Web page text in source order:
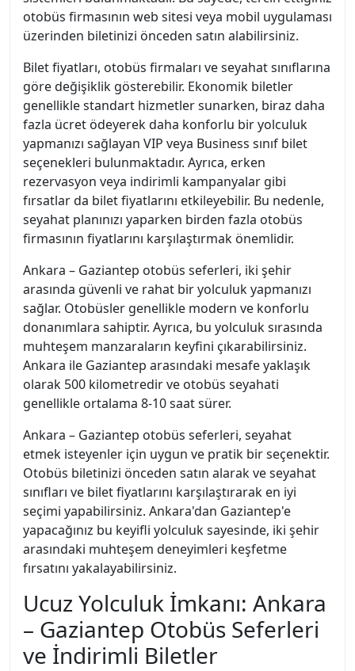
otobüs firmasının web sitesi veya mobil uygulaması
üzerinden biletinizi önceden satın alabilirsiniz.
Bilet fiyatları, otobüs firmaları ve seyahat sınıflarına
göre değişiklik gösterebilir. Ekonomik biletler
genellikle standart hizmetler sunarken, biraz daha
fazla ücret ödeyerek daha konforlu bir yolculuk
yapmanızı sağlayan VIP veya Business sınıf bilet
seçenekleri bulunmaktadır. Ayrıca, erken
rezervasyon veya indirimli kampanyalar gibi
fırsatlar da bilet fiyatlarını etkileyebilir. Bu nedenle,
seyahat planınızı yaparken birden fazla otobüs
firmasının fiyatlarını karşılaştırmak önemlidir.
Ankara – Gaziantep otobüs seferleri, iki şehir
arasında güvenli ve rahat bir yolculuk yapmanızı
sağlar. Otobüsler genellikle modern ve konforlu
donanımlara sahiptir. Ayrıca, bu yolculuk sırasında
muhteşem manzaraların keyfini çıkarabilirsiniz.
Ankara ile Gaziantep arasındaki mesafe yaklaşık
olarak 500 kilometredir ve otobüs seyahati
genellikle ortalama 8-10 saat sürer.
Ankara – Gaziantep otobüs seferleri, seyahat
etmek isteyenler için uygun ve pratik bir seçenektir.
Otobüs biletinizi önceden satın alarak ve seyahat
sınıfları ve bilet fiyatlarını karşılaştırarak en iyi
seçimi yapabilirsiniz. Ankara'dan Gaziantep'e
yapacağınız bu keyifli yolculuk sayesinde, iki şehir
arasındaki muhteşem deneyimleri keşfetme
fırsatını yakalayabilirsiniz.
Ucuz Yolculuk İmkanı: Ankara
– Gaziantep Otobüs Seferleri
ve İndirimli Biletler